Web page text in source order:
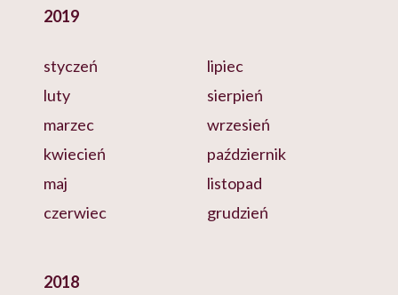
2019
styczeń
luty
marzec
kwiecień
maj
czerwiec
lipiec
sierpień
wrzesień
październik
listopad
grudzień
2018